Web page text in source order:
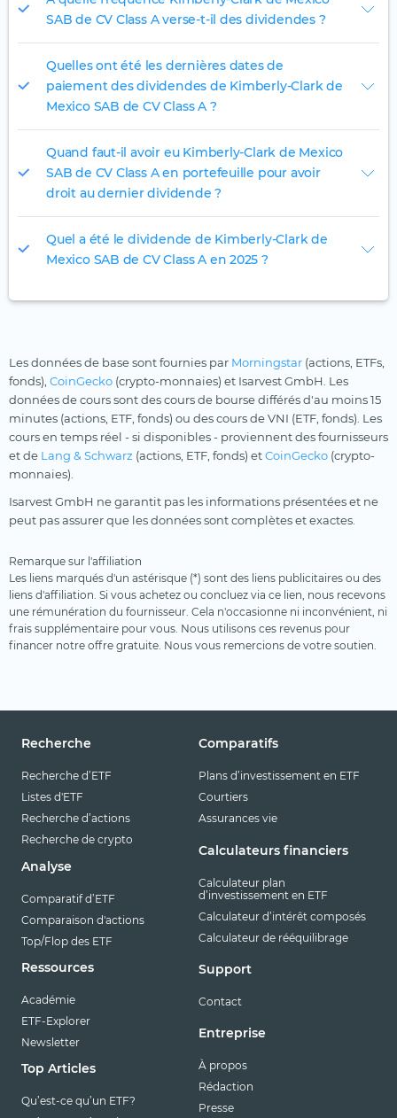
SAB de CV Class A verse-t-il des dividendes ?
Quelles ont été les dernières dates de
paiement des dividendes de Kimberly-Clark de
Mexico SAB de CV Class A ?
Quand faut-il avoir eu Kimberly-Clark de Mexico
SAB de CV Class A en portefeuille pour avoir
droit au dernier dividende ?
Quel a été le dividende de Kimberly-Clark de
Mexico SAB de CV Class A en 2025 ?
Les données de base sont fournies par Morningstar (actions, ETFs,
fonds), CoinGecko (crypto-monnaies) et Isarvest GmbH. Les
données de cours sont des cours de bourse différés d'au moins 15
minutes (actions, ETF, fonds) ou des cours de VNI (ETF, fonds). Les
cours en temps réel - si disponibles - proviennent des fournisseurs
et de Lang & Schwarz (actions, ETF, fonds) etCoinGecko (crypto-
monnaies).
Isarvest GmbH ne garantit pas les informations présentées et ne
peut pas assurer que les données sont complètes et exactes.
Remarque sur l'affiliation
Les liens marqués d'un astérisque (*) sont des liens publicitaires ou des
liens d'affiliation. Si vous achetez ou concluez via ce lien, nous recevons
une rémunération du fournisseur. Cela n'occasionne ni inconvénient, ni
frais supplémentaire pour vous. Nous utilisons ces revenus pour
financer notre offre gratuite. Nous vous remercions de votre soutien.
Recherche
Recherche d’ETF
Listes d'ETF
Recherche d’actions
Recherche de crypto
Analyse
Comparatif d’ETF
Comparaison d'actions
Top/Flop des ETF
Ressources
Académie
ETF-Explorer
Newsletter
Top Articles
Qu’est-ce qu’un ETF?
Comparatifs
Plans d’investissement en ETF
Courtiers
Assurances vie
Calculateurs financiers
Calculateur plan
d’investissement en ETF
Calculateur d’intérêt composés
Calculateur de rééquilibrage
Support
Contact
Entreprise
À propos
Rédaction
Presse